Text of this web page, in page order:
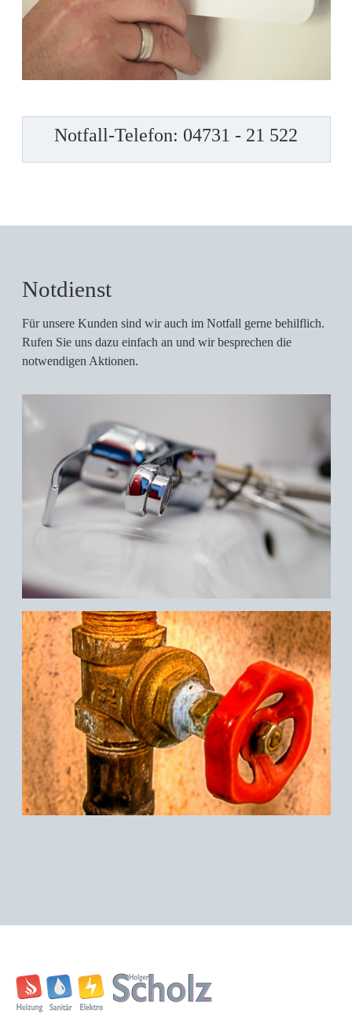
Notfall-Telefon: 04731 - 21 522
Notdienst
Für unsere Kunden sind wir auch im Notfall gerne behilflich.
Rufen Sie uns dazu einfach an und wir besprechen die
notwendigen Aktionen.